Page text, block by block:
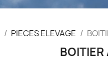
PIECES ELEVAGE